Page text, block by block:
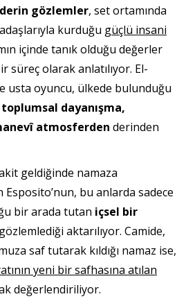
derin gözlemler, set ortamında
kurduğu güçlü insani
içinde tanık olduğu değerler
süreç olarak anlatılıyor. El-
usta oyuncu, ülkede bulunduğu
toplumsal dayanışma,
atmosferden derinden
geldiğinde namaza
bu anlarda sadece
bir arada tutan içsel bir
gözlemlediği aktarılıyor. Camide,
saf tutarak kıldığı namaz ise,
yeni bir safhasına atılan
değerlendiriliyor.